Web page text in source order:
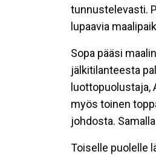
tunnustelevasti.
lupaavia
Sopa pääsi
jälkitilanteesta
luottopuolustaja,
myös toinen
johdosta.
Toiselle puolelle